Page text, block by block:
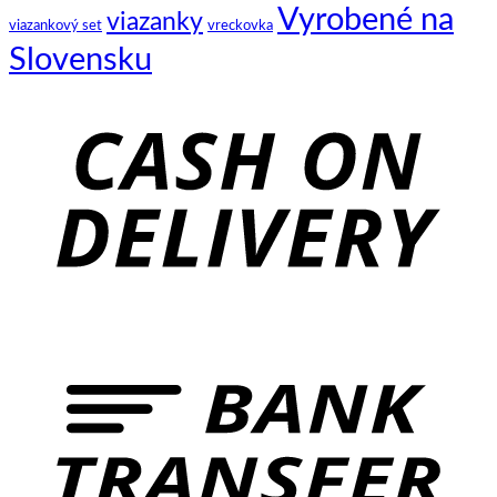
viazankový set viazanky vreckovka Vyrobené na
Slovensku